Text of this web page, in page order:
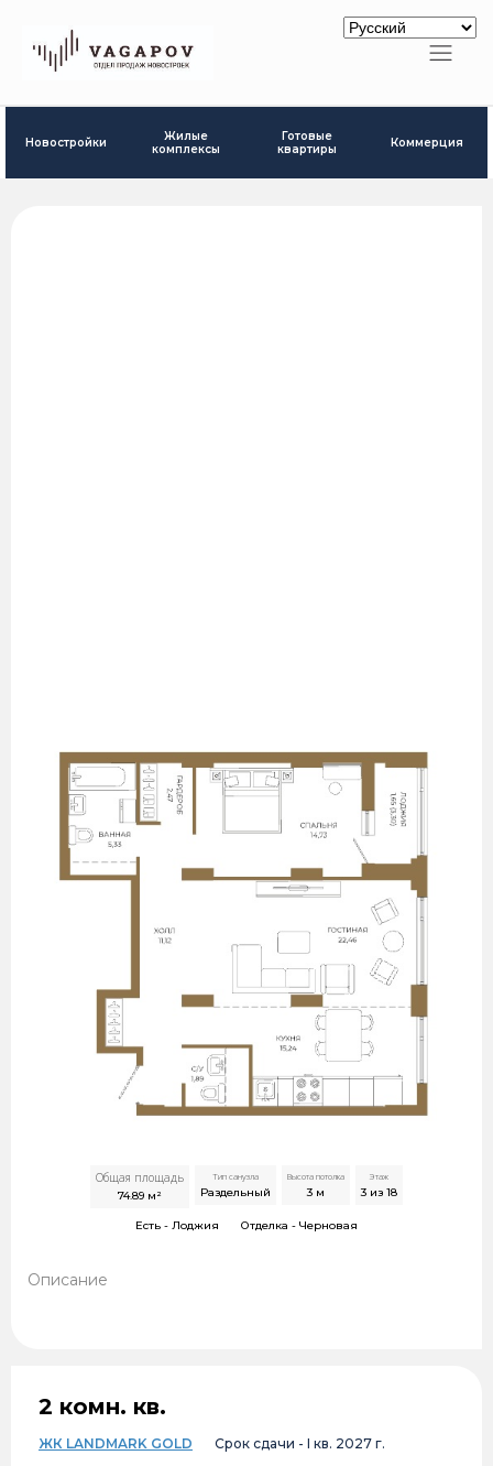
Новостройки
Жилые
комплексы
Готовые
квартиры
Коммерция
Общая площадь
74.89 м²
Тип санузла
Раздельный
Высота потолка
3 м
Этаж
3 из 18
Есть - Лоджия Отделка - Черновая
Описание
2 комн. кв.
ЖК LANDMARK GOLD Срок сдачи - I кв. 2027 г.